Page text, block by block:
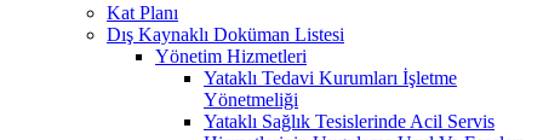
Kat Planı
Dış Kaynaklı Doküman Listesi
Yönetim Hizmetleri
Yataklı Tedavi Kurumları İşletme
Yönetmeliği
Yataklı Sağlık Tesislerinde Acil Servis